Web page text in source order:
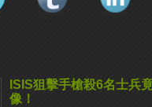
ISIS狙擊手槍殺6名士兵
像！